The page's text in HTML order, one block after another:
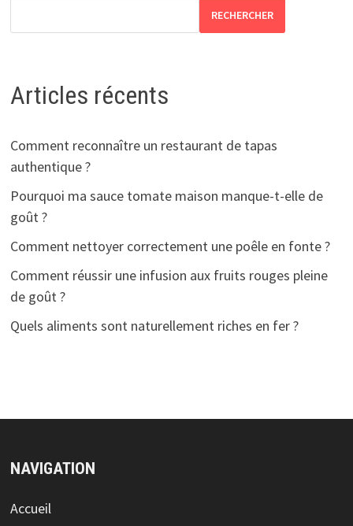
RECHERCHER
Articles récents
Comment reconnaître un restaurant de tapas
authentique ?
Pourquoi ma sauce tomate maison manque-t-elle de
goût ?
Comment nettoyer correctement une poêle en fonte ?
Comment réussir une infusion aux fruits rouges pleine
de goût ?
Quels aliments sont naturellement riches en fer ?
NAVIGATION
Accueil